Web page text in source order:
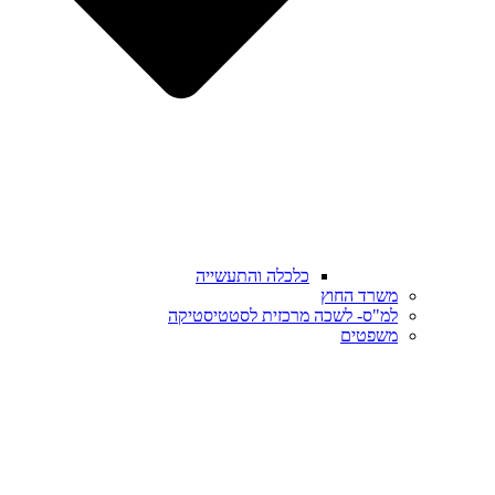
כלכלה והתעשייה
משרד החוץ
למ"ס- לשכה מרכזית לסטטיסטיקה
משפטים